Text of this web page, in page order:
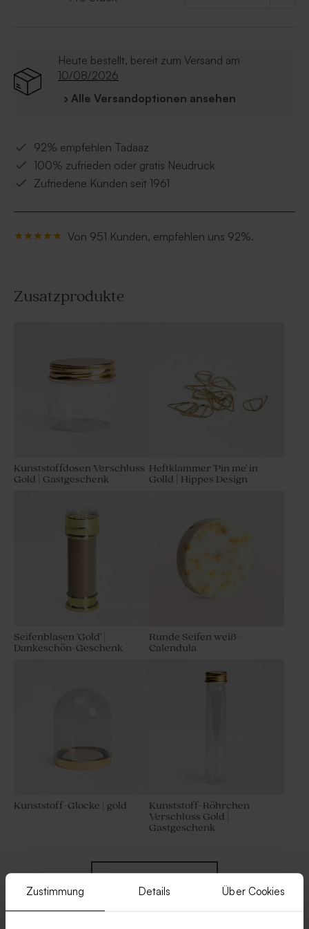
Zustimmung Details Über Cookies
• Geschmack: Mandel
• Zutaten: Zucker, Mandeln 30 %, Reisstärke,
Emulgator E414, Maltodextrin, Aroma, Schellack,
Farbstoffe E170 – E172
Heute bestellt, bereit zum Versand am
10/08/2026
› Alle Versandoptionen ansehen
92% empfehlen Tadaaz
100% zufrieden oder gratis Neudruck
Zufriedene Kunden seit 1961
Von 951 Kunden, empfehlen uns 92%.
Zusatzprodukte
Kunststoffdosen Verschluss
Gold | Gastgeschenk
Heftklammer 'Pin me' in
Golld | Hippes Design
Seifenblasen 'Gold' |
Dankeschön-Geschenk
Runde Seifen weiß -
Calendula
Kunststoff-Glocke | gold
Kunststoff-Röhrchen
Verschluss Gold |
Gastgeschenk